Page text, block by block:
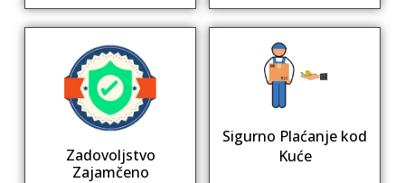
Zadovoljstvo
Zajamčeno
Sigurno Plaćanje kod
Kuće